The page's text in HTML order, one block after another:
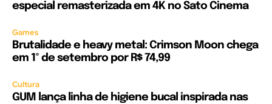
especial remasterizada em 4K no Sato Cinema
Games
Brutalidade e heavy metal: Crimson Moon chega
em 1º de setembro por R$ 74,99
Cultura
GUM lança linha de higiene bucal inspirada nas